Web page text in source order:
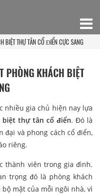
BIỆT THỰ TÂN CỔ ĐIỂN CỰC SANG
PHÒNG KHÁCH BIỆT
nhiều gia chủ hiện nay lựa
thự tân cổ điển. Đó là
đại và phong cách cổ điển,
riêng.
thành viên trong gia đình.
trọng đó là phòng khách
mặt của mỗi ngôi nhà, vì